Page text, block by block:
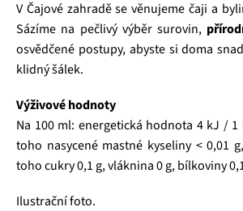
V Čajové zahradě se věnujeme čaji a
Sázíme na pečlivý výběr surovin,
osvědčené postupy, abyste si doma
klidný šálek.
Výživové hodnoty
Na 100 ml: energetická hodnota 4 kJ / 1
toho nasycené mastné kyseliny < 0,01
toho cukry 0,1 g, vláknina 0 g, bílkoviny
Ilustrační foto.